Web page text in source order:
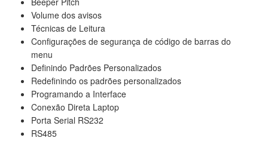
Volume dos avisos
Técnicas de Leitura
Configurações de segurança de código de barras do
menu
Definindo Padrões Personalizados
Redefinindo os padrões personalizados
Programando a Interface
Conexão Direta Laptop
Porta Serial RS232
RS485